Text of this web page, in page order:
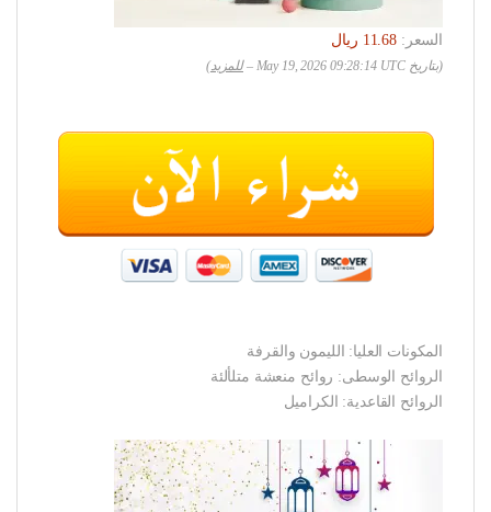
السعر:
‏11.68 ريال
(بتاريخ May 19, 2026 09:28:14 UTC – للمزيد)
المكونات العليا: الليمون والقرفة
الروائح الوسطى: روائح منعشة متلألئة
الروائح القاعدية: الكراميل